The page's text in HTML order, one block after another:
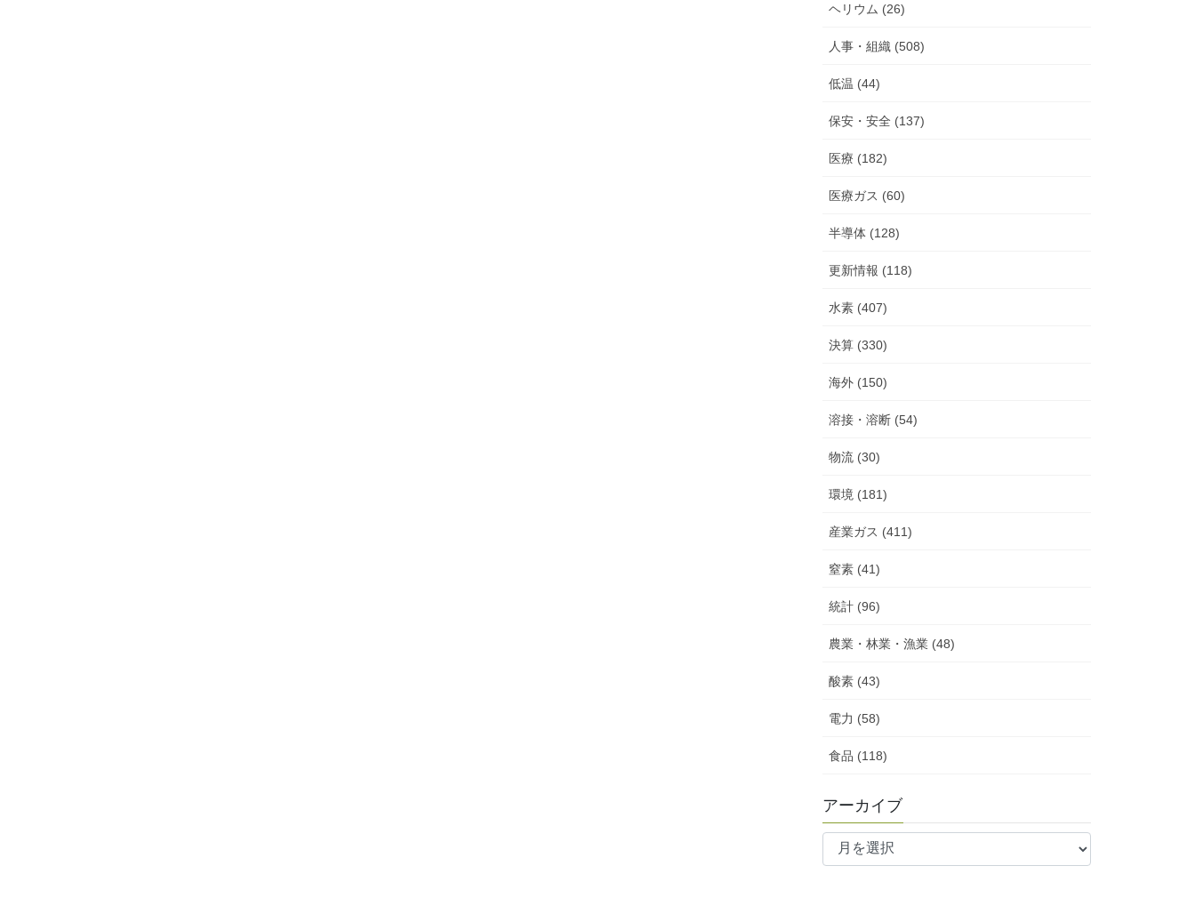
ヘリウム (26)
人事・組織 (508)
低温 (44)
保安・安全 (137)
医療 (182)
医療ガス (60)
半導体 (128)
更新情報 (118)
水素 (407)
決算 (330)
海外 (150)
溶接・溶断 (54)
物流 (30)
環境 (181)
産業ガス (411)
窒素 (41)
統計 (96)
農業・林業・漁業 (48)
酸素 (43)
電力 (58)
食品 (118)
アーカイブ
ア